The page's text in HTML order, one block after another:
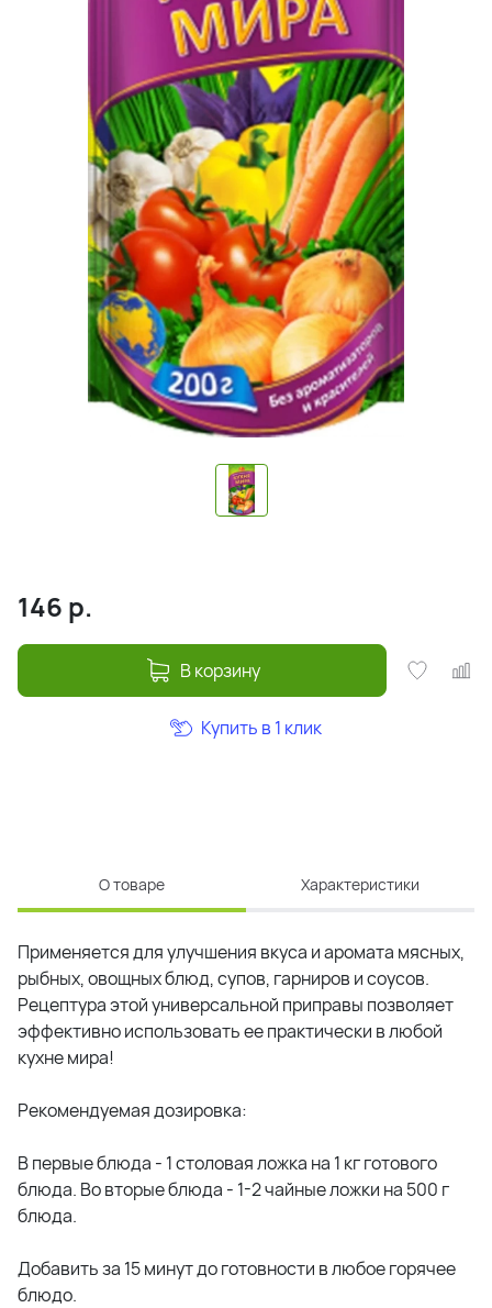
146 р.
В корзину
Купить в 1 клик
О товаре Характеристики
Применяется для улучшения вкуса и аромата мясных,
рыбных, овощных блюд, супов, гарниров и соусов.
Рецептура этой универсальной приправы позволяет
эффективно использовать ее практически в любой
кухне мира!
Рекомендуемая дозировка:
В первые блюда - 1 столовая ложка на 1 кг готового
блюда. Во вторые блюда - 1-2 чайные ложки на 500 г
блюда.
Добавить за 15 минут до готовности в любое горячее
блюдо.